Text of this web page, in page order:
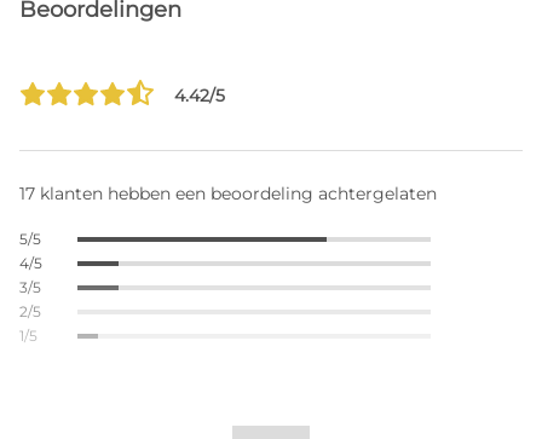
Beoordelingen
4.42/5
17 klanten hebben een beoordeling achtergelaten
5/5
4/5
3/5
2/5
1/5